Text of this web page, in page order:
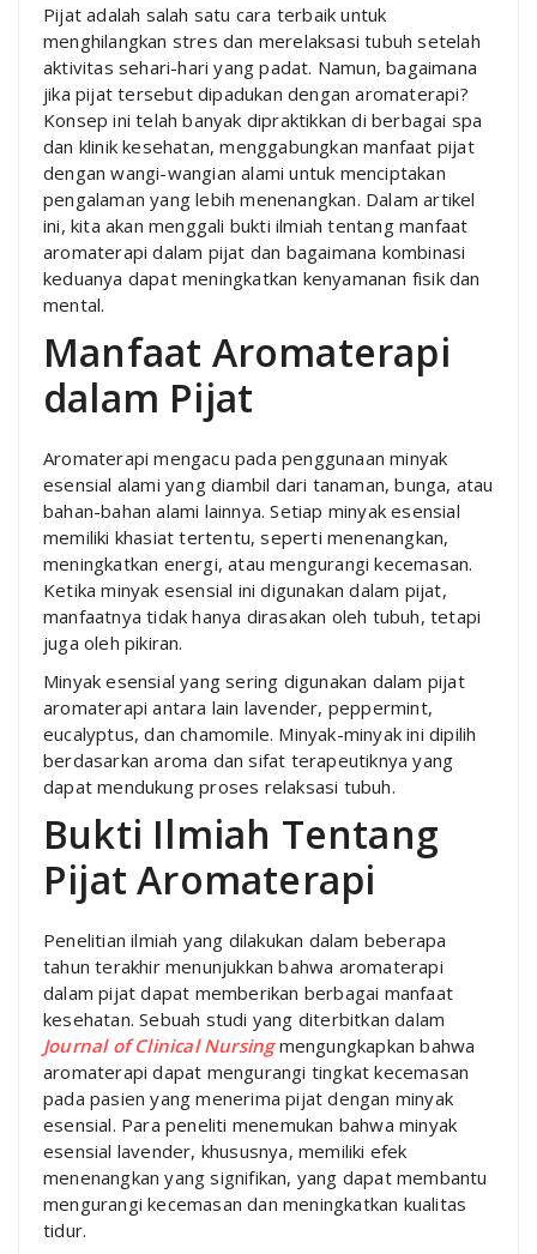
Pijat adalah salah satu cara terbaik untuk
menghilangkan stres dan merelaksasi tubuh setelah
aktivitas sehari-hari yang padat. Namun, bagaimana
jika pijat tersebut dipadukan dengan aromaterapi?
Konsep ini telah banyak dipraktikkan di berbagai spa
dan klinik kesehatan, menggabungkan manfaat pijat
dengan wangi-wangian alami untuk menciptakan
pengalaman yang lebih menenangkan. Dalam artikel
ini, kita akan menggali bukti ilmiah tentang manfaat
aromaterapi dalam pijat dan bagaimana kombinasi
keduanya dapat meningkatkan kenyamanan fisik dan
mental.
Manfaat Aromaterapi
dalam Pijat
Aromaterapi mengacu pada penggunaan minyak
esensial alami yang diambil dari tanaman, bunga, atau
bahan-bahan alami lainnya. Setiap minyak esensial
memiliki khasiat tertentu, seperti menenangkan,
meningkatkan energi, atau mengurangi kecemasan.
Ketika minyak esensial ini digunakan dalam pijat,
manfaatnya tidak hanya dirasakan oleh tubuh, tetapi
juga oleh pikiran.
Minyak esensial yang sering digunakan dalam pijat
aromaterapi antara lain lavender, peppermint,
eucalyptus, dan chamomile. Minyak-minyak ini dipilih
berdasarkan aroma dan sifat terapeutiknya yang
dapat mendukung proses relaksasi tubuh.
Bukti Ilmiah Tentang
Pijat Aromaterapi
Penelitian ilmiah yang dilakukan dalam beberapa
tahun terakhir menunjukkan bahwa aromaterapi
dalam pijat dapat memberikan berbagai manfaat
kesehatan. Sebuah studi yang diterbitkan dalam
Journal of Clinical Nursingmengungkapkan bahwa
aromaterapi dapat mengurangi tingkat kecemasan
pada pasien yang menerima pijat dengan minyak
esensial. Para peneliti menemukan bahwa minyak
esensial lavender, khususnya, memiliki efek
menenangkan yang signifikan, yang dapat membantu
mengurangi kecemasan dan meningkatkan kualitas
tidur.